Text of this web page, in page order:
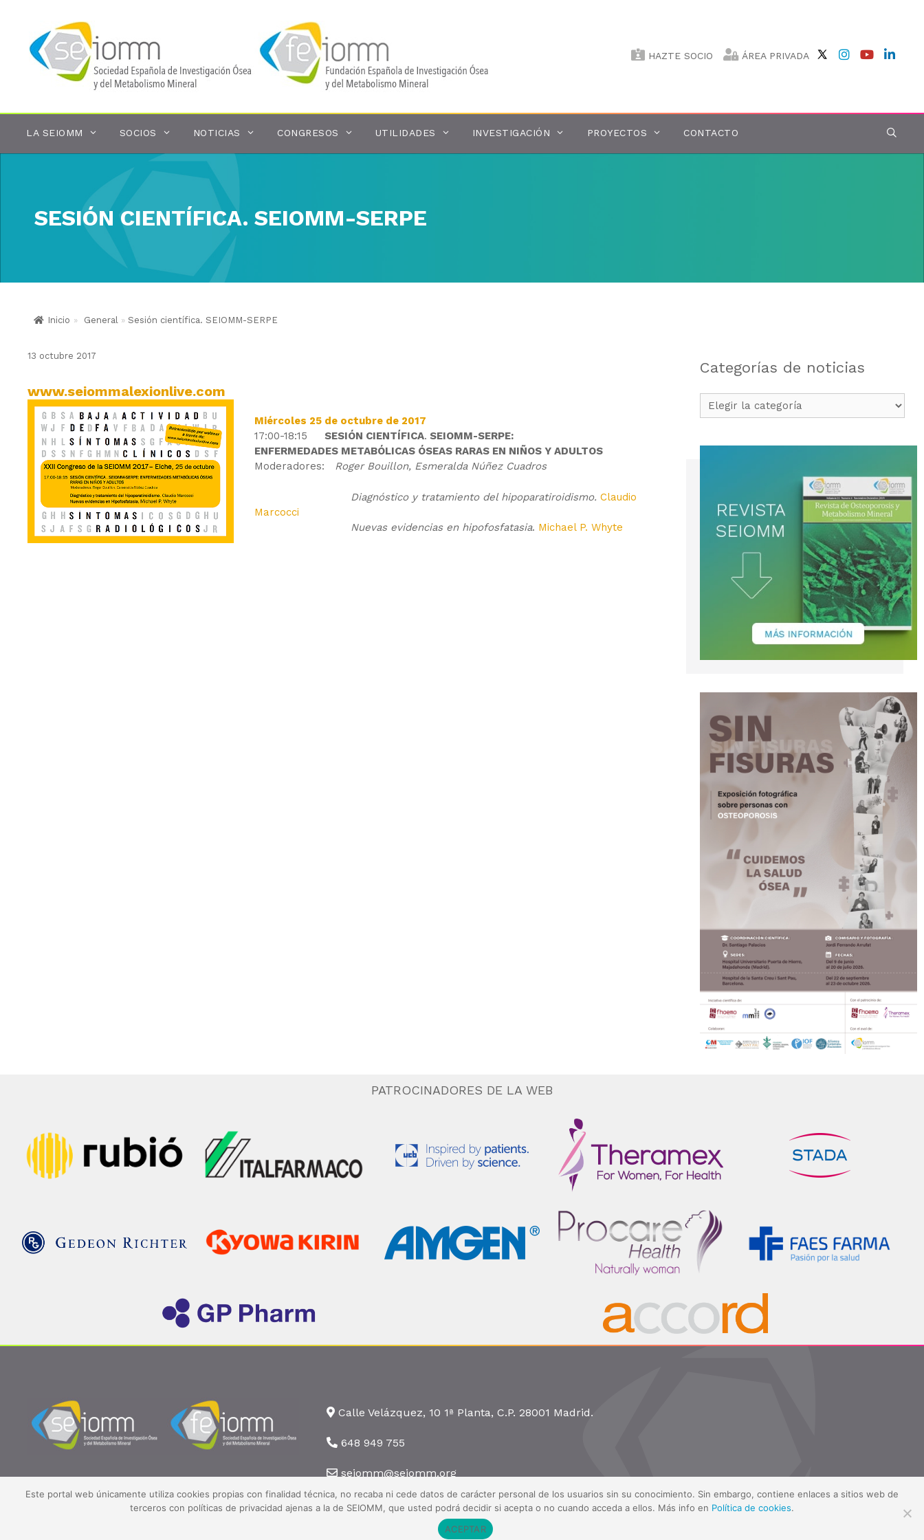
contenido
HAZTE SOCIO ÁREA PRIVADA
LA SEIOMM SOCIOS NOTICIAS CONGRESOS UTILIDADES INVESTIGACIÓN PROYECTOS CONTACTO
SESIÓN CIENTÍFICA. SEIOMM-SERPE
Inicio » General » Sesión científica. SEIOMM-SERPE
13 octubre 2017
www.seiommalexionlive.com
Miércoles 25 de octubre de 2017
17:00-18:15 SESIÓN CIENTÍFICA. SEIOMM-SERPE:
ENFERMEDADES METABÓLICAS ÓSEAS RARAS EN NIÑOS Y ADULTOS
Moderadores: Roger Bouillon, Esmeralda Núñez Cuadros
Diagnóstico y tratamiento del hipoparatiroidismo. Claudio
Marcocci
Nuevas evidencias en hipofosfatasia. Michael P. Whyte
Categorías de noticias
Categorías
de
PATROCINADORES DE LA WEB
Calle Velázquez, 10 1ª Planta, C.P. 28001 Madrid.
648 949 755
seiomm@seiomm.org
©2026 SEIOMM. Todos los derechos reservados ·Aviso legal
Este portal web únicamente utiliza cookies propias con finalidad técnica, no recaba ni cede datos de carácter personal de los usuarios sin su conocimiento. Sin embargo, contiene enlaces a sitios web de
terceros con políticas de privacidad ajenas a la de SEIOMM, que usted podrá decidir si acepta o no cuando acceda a ellos. Más info en Política de cookies.
ACEPTAR